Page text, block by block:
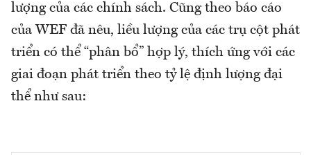
lượng của các chính sách. Cũng theo báo cáo
của WEF đã nêu, liều lượng của các trụ cột phát
triển có thể “phân bổ” hợp lý, thích ứng với các
giai đoạn phát triển theo tỷ lệ định lượng đại
thể như sau: